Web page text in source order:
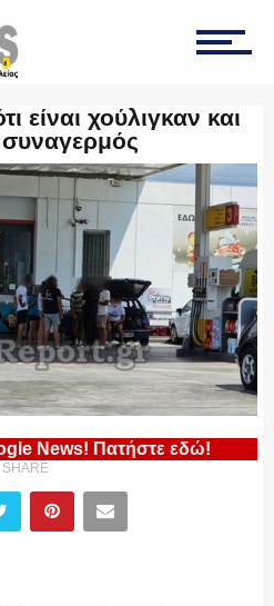
είναι χούλιγκαν και
News! Πατήστε εδώ!
SHARE